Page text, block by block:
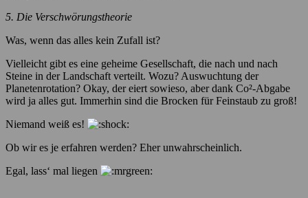
5. Die Verschwörungstheorie
Was, wenn das alles kein Zufall ist?
Vielleicht gibt es eine geheime Gesellschaft, die nach und nach
Steine in der Landschaft verteilt. Wozu? Auswuchtung der
Planetenrotation? Okay, der eiert sowieso, aber dank Co²-Abgabe
wird ja alles gut. Immerhin sind die Brocken für Feinstaub zu groß!
Niemand weiß es!
Ob wir es je erfahren werden? Eher unwahrscheinlich.
Egal, lass‘ mal liegen